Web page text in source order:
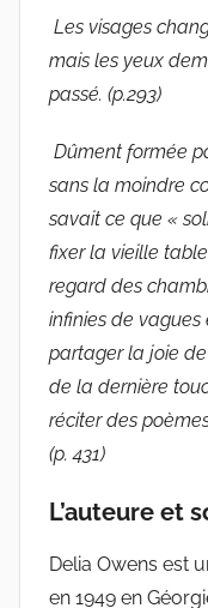
Les visages
mais les yeux
passé. (p.293)
Dûment formée
sans la moindre
savait ce que «
fixer la vieille
regard des
infinies de vagues
partager la joie
de la dernière
réciter des
(p. 431)
L’auteure et
Delia Owens est
en 1949 en